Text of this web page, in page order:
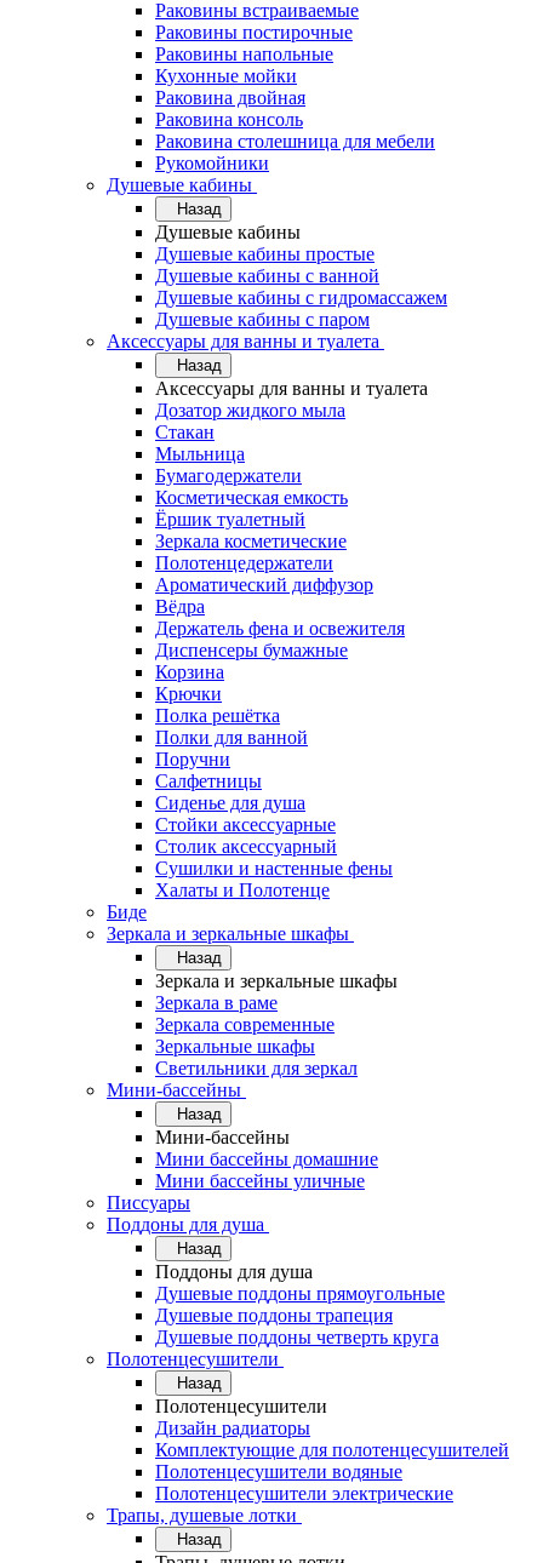
Раковины встраиваемые
Раковины постирочные
Раковины напольные
Кухонные мойки
Раковина двойная
Раковина консоль
Раковина столешница для мебели
Рукомойники
Душевые кабины
Назад
Душевые кабины
Душевые кабины простые
Душевые кабины с ванной
Душевые кабины с гидромассажем
Душевые кабины с паром
Аксессуары для ванны и туалета
Назад
Аксессуары для ванны и туалета
Дозатор жидкого мыла
Стакан
Мыльница
Бумагодержатели
Косметическая емкость
Ёршик туалетный
Зеркала косметические
Полотенцедержатели
Ароматический диффузор
Вёдра
Держатель фена и освежителя
Диспенсеры бумажные
Корзина
Крючки
Полка решётка
Полки для ванной
Поручни
Салфетницы
Сиденье для душа
Стойки аксессуарные
Столик аксессуарный
Сушилки и настенные фены
Халаты и Полотенце
Биде
Зеркала и зеркальные шкафы
Назад
Зеркала и зеркальные шкафы
Зеркала в раме
Зеркала современные
Зеркальные шкафы
Светильники для зеркал
Мини-бассейны
Назад
Мини-бассейны
Мини бассейны домашние
Мини бассейны уличные
Писсуары
Поддоны для душа
Назад
Поддоны для душа
Душевые поддоны прямоугольные
Душевые поддоны трапеция
Душевые поддоны четверть круга
Полотенцесушители
Назад
Полотенцесушители
Дизайн радиаторы
Комплектующие для полотенцесушителей
Полотенцесушители водяные
Полотенцесушители электрические
Трапы, душевые лотки
Назад